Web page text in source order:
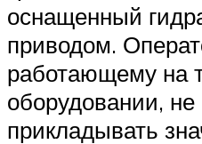
оснащенный
приводом.
работающему на
оборудовании, не
прикладывать